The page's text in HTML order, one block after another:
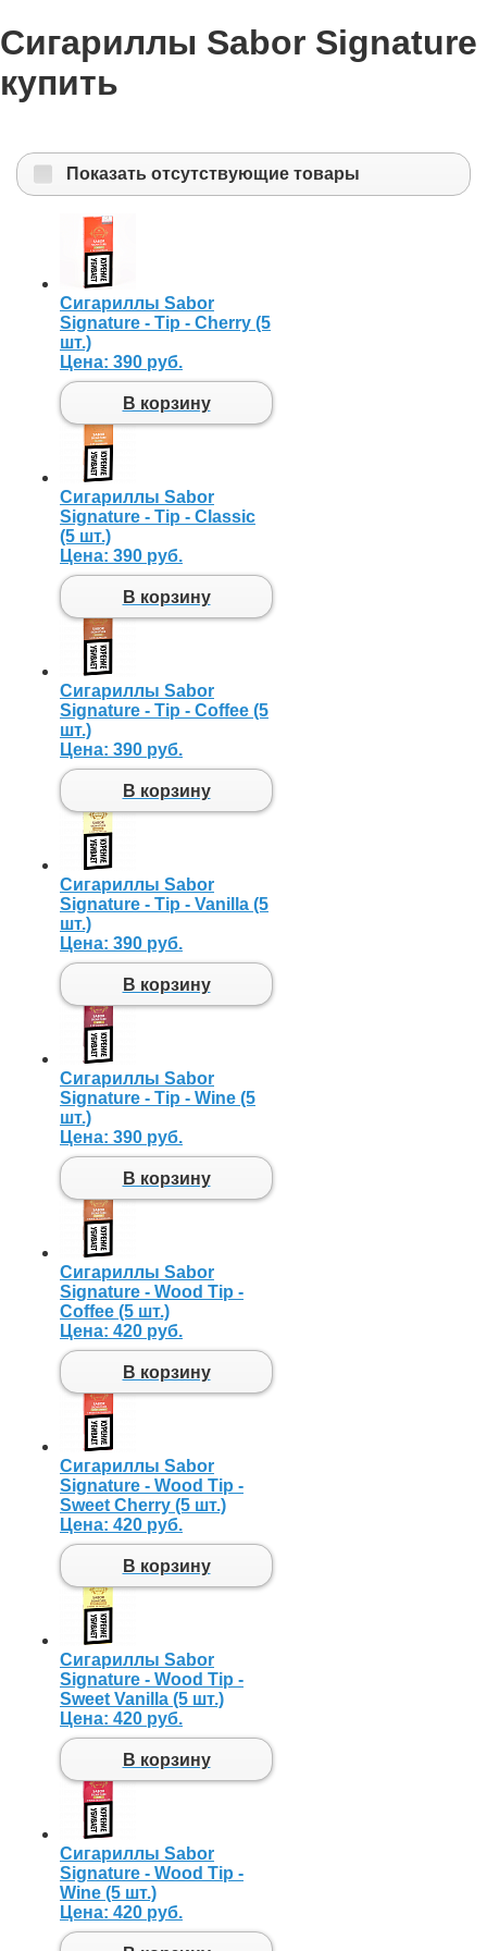
Сигариллы Sabor Signature
купить
Показать отсутствующие товары
Сигариллы Sabor
Signature - Tip - Cherry (5
шт.)
Цена: 390 руб.
В корзину
Сигариллы Sabor
Signature - Tip - Classic
(5 шт.)
Цена: 390 руб.
В корзину
Сигариллы Sabor
Signature - Tip - Coffee (5
шт.)
Цена: 390 руб.
В корзину
Сигариллы Sabor
Signature - Tip - Vanilla (5
шт.)
Цена: 390 руб.
В корзину
Сигариллы Sabor
Signature - Tip - Wine (5
шт.)
Цена: 390 руб.
В корзину
Сигариллы Sabor
Signature - Wood Tip -
Coffee (5 шт.)
Цена: 420 руб.
В корзину
Сигариллы Sabor
Signature - Wood Tip -
Sweet Cherry (5 шт.)
Цена: 420 руб.
В корзину
Сигариллы Sabor
Signature - Wood Tip -
Sweet Vanilla (5 шт.)
Цена: 420 руб.
В корзину
Сигариллы Sabor
Signature - Wood Tip -
Wine (5 шт.)
Цена: 420 руб.